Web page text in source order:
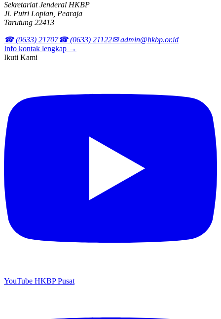
Sekretariat Jenderal HKBP
Jl. Putri Lopian, Pearaja
Tarutung 22413
☎ (0633) 21707☎ (0633) 21122✉ admin@hkbp.or.id
Info kontak lengkap →
Ikuti Kami
YouTube HKBP Pusat